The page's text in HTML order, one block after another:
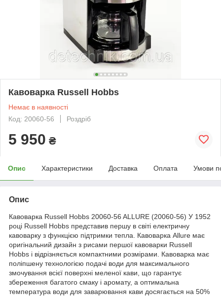
Кавоварка Russell Hobbs
Немає в наявності
Код: 20060-56
Роздріб
5 950 ₴
Опис Характеристики Доставка Оплата Умови
Опис
Кавоварка Russell Hobbs 20060-56 ALLURE (20060-56) У 1952
році Russell Hobbs представив першу в світі електричну
кавоварку з функцією підтримки тепла. Кавоварка Allure має
оригінальний дизайн з рисами першої кавоварки Russell
Hobbs і відрізняється компактними розмірами. Кавоварка має
поліпшену технологією подачі води для максимального
змочування всієї поверхні меленої кави, що гарантує
збереження багатого смаку і аромату, а оптимальна
температура води для заварювання кави досягається на 50%